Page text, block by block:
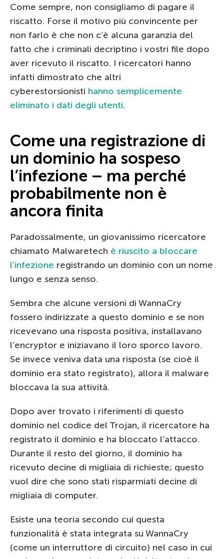
Come sempre, non consigliamo di pagare il
riscatto. Forse il motivo più convincente per
non farlo è che non c’è alcuna garanzia del
fatto che i criminali decriptino i vostri file dopo
aver ricevuto il riscatto. I ricercatori hanno
infatti dimostrato che altri
cyberestorsionisti hanno semplicemente
eliminato i dati degli utenti.
Come una registrazione di
un dominio ha sospeso
l’infezione – ma perché
probabilmente non è
ancora finita
Paradossalmente, un giovanissimo ricercatore
chiamato Malwaretech è riuscito a bloccare
l’infezione registrando un dominio con un nome
lungo e senza senso.
Sembra che alcune versioni di WannaCry
fossero indirizzate a questo dominio e se non
ricevevano una risposta positiva, installavano
l’encryptor e iniziavano il loro sporco lavoro.
Se invece veniva data una risposta (se cioè il
dominio era stato registrato), allora il malware
bloccava la sua attività.
Dopo aver trovato i riferimenti di questo
dominio nel codice del Trojan, il ricercatore ha
registrato il dominio e ha bloccato l’attacco.
Durante il resto del giorno, il dominio ha
ricevuto decine di migliaia di richieste; questo
vuol dire che sono stati risparmiati decine di
migliaia di computer.
Esiste una teoria secondo cui questa
funzionalità è stata integrata su WannaCry
(come un interruttore di circuito) nel caso in cui